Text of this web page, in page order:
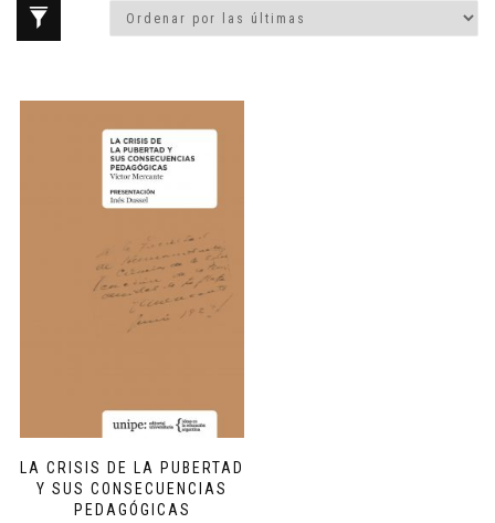
LA CRISIS DE LA PUBERTAD
Y SUS CONSECUENCIAS
PEDAGÓGICAS